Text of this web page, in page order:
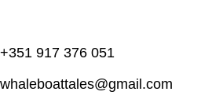
+351 917 376 051
whaleboattales@gmail.com